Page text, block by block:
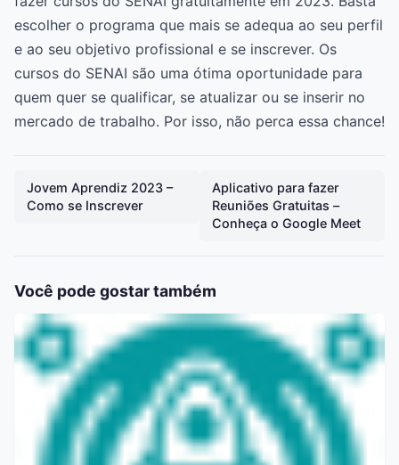
escolher o programa que mais se adequa ao seu perfil
e ao seu objetivo profissional e se inscrever. Os
cursos do SENAI são uma ótima oportunidade para
quem quer se qualificar, se atualizar ou se inserir no
mercado de trabalho. Por isso, não perca essa chance!
Jovem Aprendiz 2023 –
Como se Inscrever
Aplicativo para fazer
Reuniões Gratuitas –
Conheça o Google Meet
Você pode gostar também